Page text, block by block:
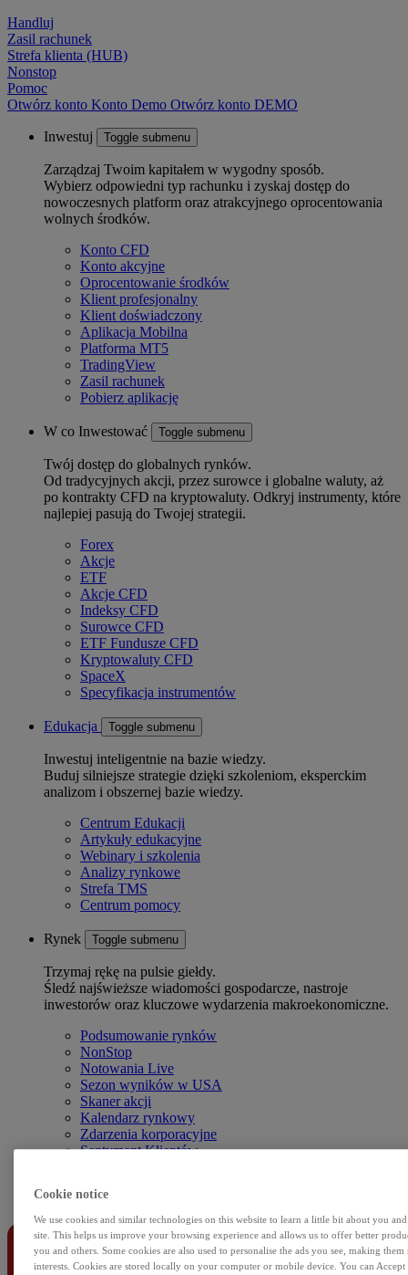
Handluj
Zasil rachunek
Strefa klienta (HUB)
Nonstop
Pomoc
Otwórz konto Konto Demo Otwórz konto DEMO
Inwestuj Toggle submenu
Zarządzaj Twoim kapitałem w wygodny sposób.
Wybierz odpowiedni typ rachunku i zyskaj dostęp do
nowoczesnych platform oraz atrakcyjnego oprocentowania
wolnych środków.
Konto CFD
Konto akcyjne
Oprocentowanie środków
Klient profesjonalny
Klient doświadczony
Aplikacja Mobilna
Platforma MT5
TradingView
Zasil rachunek
Pobierz aplikację
W co Inwestować Toggle submenu
Twój dostęp do globalnych rynków.
Od tradycyjnych akcji, przez surowce i globalne waluty, aż
po kontrakty CFD na kryptowaluty. Odkryj instrumenty, które
najlepiej pasują do Twojej strategii.
Forex
Akcje
ETF
Akcje CFD
Indeksy CFD
Surowce CFD
ETF Fundusze CFD
Kryptowaluty CFD
SpaceX
Specyfikacja instrumentów
Edukacja Toggle submenu
Inwestuj inteligentnie na bazie wiedzy.
Buduj silniejsze strategie dzięki szkoleniom, eksperckim
analizom i obszernej bazie wiedzy.
Centrum Edukacji
Artykuły edukacyjne
Webinary i szkolenia
Analizy rynkowe
Strefa TMS
Centrum pomocy
Rynek Toggle submenu
Trzymaj rękę na pulsie giełdy.
Śledź najświeższe wiadomości gospodarcze, nastroje
inwestorów oraz kluczowe wydarzenia makroekonomiczne.
Podsumowanie rynków
NonStop
Notowania Live
Sezon wyników w USA
Skaner akcji
Kalendarz rynkowy
Zdarzenia korporacyjne
Sentyment Klientów
Kontakt
Cookie notice
We use cookies and similar technologies on this website to learn a little bit about you
site. This helps us improve your browsing experience and allows us to offer better
you and others. Some cookies are also used to personalise the ads you see, making
interests. Cookies are stored locally on your computer or mobile device. You can